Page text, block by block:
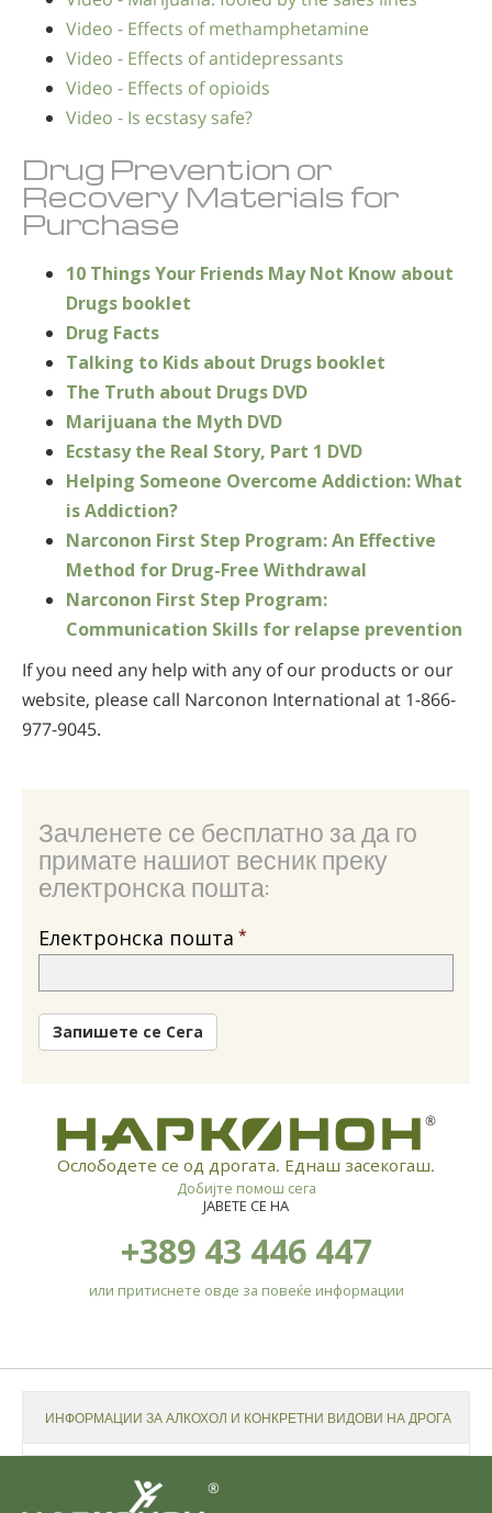
Video - Effects of methamphetamine
Video - Effects of antidepressants
Video - Effects of opioids
Video - Is ecstasy safe?
Drug Prevention or
Recovery Materials for
Purchase
10 Things Your Friends May Not Know about
Drugs booklet
Drug Facts
Talking to Kids about Drugs booklet
The Truth about Drugs DVD
Marijuana the Myth DVD
Ecstasy the Real Story, Part 1 DVD
Helping Someone Overcome Addiction: What
is Addiction?
Narconon First Step Program: An Effective
Method for Drug-Free Withdrawal
Narconon First Step Program:
Communication Skills for relapse prevention
If you need any help with any of our products or our
website, please call Narconon International at 1-866-
977-9045.
Зачленете се бесплатно за да го
примате нашиот весник преку
електронска пошта:
Електронска пошта
Запишете се Сега
®
Ослободете се од дрогата. Еднаш засекогаш.
Добијте помош сега
ЈАВЕТЕ СЕ НА
+389 43 446 447
или притиснете овде за повеќе информации
ИНФОРМАЦИИ ЗА АЛКОХОЛ И КОНКРЕТНИ ВИДОВИ НА ДРОГА
®